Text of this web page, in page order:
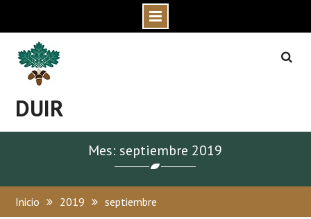
content
DUIR
Mes: septiembre 2019
Inicio 2019 septiembre